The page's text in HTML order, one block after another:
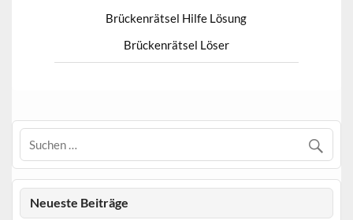
Brückenrätsel Hilfe Lösung
Brückenrätsel Löser
Neueste Beiträge